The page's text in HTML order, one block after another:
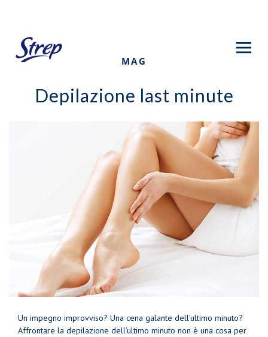
content
MAG
Depilazione last minute
Un impegno improvviso? Una cena galante dell'ultimo minuto?
Affrontare la depilazione dell’ultimo minuto non è una cosa per